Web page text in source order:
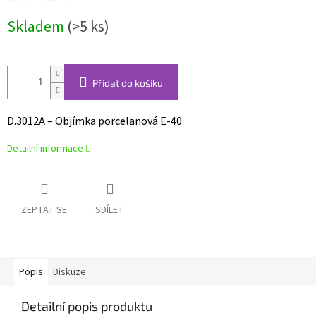
cena:
Skladem (>5 ks)
Přidat do košíku
D.3012A – Objímka porcelanová E-40
Detailní informace
ZEPTAT SE SDÍLET
Popis Diskuze
Detailní popis produktu